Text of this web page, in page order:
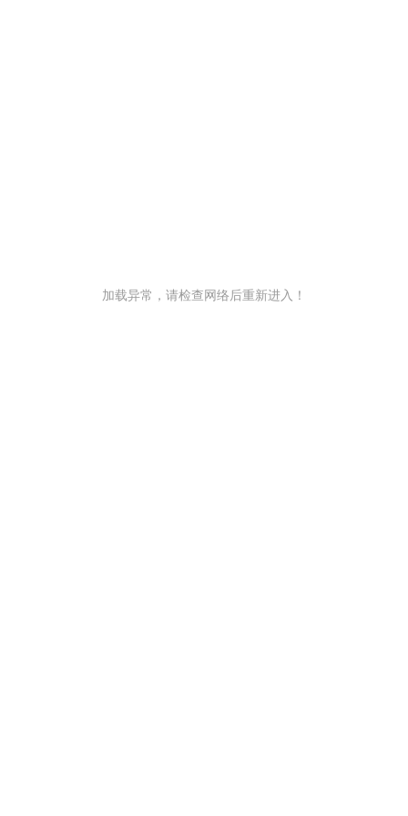
加载异常，请检查网络后重新进入！